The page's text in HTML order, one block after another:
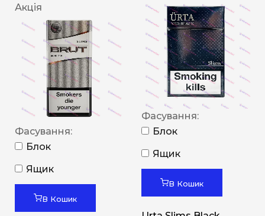
Акція
Фасування:
Блок
Ящик
В Кошик
Фасування:
Блок
Ящик
В Кошик